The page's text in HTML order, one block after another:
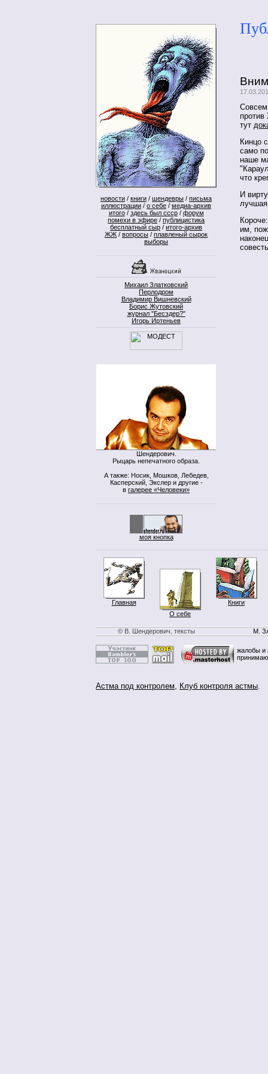
новости / книги / шендевры / письма
иллюстрации / о себе / медиа-архив
итого/ здесь был ссср/ форум
помехи в эфире / публицистика
бесплатный сыр / итого-архив
ЖЖ / вопросы / плавленый сырок
выборы
Михаил Златковский
Перлодром
Владимир Вишневский
Борис Жутовский
журнал "Бесэдер?"
Игорь Иртеньев
Шендерович.
Рыцарь непечатного образа.
А также: Носик, Мошков, Лебедев,
Касперский, Экслер и другие -
в галерее «Человеки»
моя кнопка
тут
Кинцо
само
наше
что
И
лучшая
им,
Главная
О себе
Книги
© В. Шендерович, тексты М.
жалобы и
Астма под контролем, Клуб контроля астмы.